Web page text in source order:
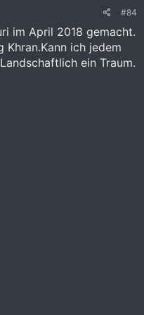
#84
im April 2018 gemacht.
Khran.Kann ich jedem
ein Traum.